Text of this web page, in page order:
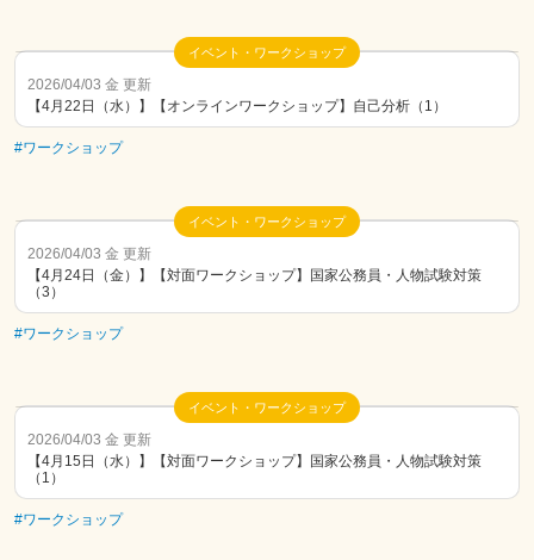
イベント・ワークショップ
2026/04/03 金 更新
【4月22日（水）】【オンラインワークショップ】自己分析（1）
#ワークショップ
イベント・ワークショップ
2026/04/03 金 更新
【4月24日（金）】【対面ワークショップ】国家公務員・人物試験対策
（3）
#ワークショップ
イベント・ワークショップ
2026/04/03 金 更新
【4月15日（水）】【対面ワークショップ】国家公務員・人物試験対策
（1）
#ワークショップ